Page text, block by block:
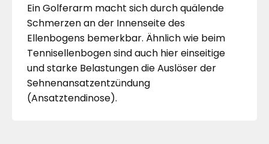
Ein Golferarm macht sich durch quälende
Schmerzen an der Innenseite des
Ellenbogens bemerkbar. Ähnlich wie beim
Tennisellenbogen sind auch hier einseitige
und starke Belastungen die Auslöser der
Sehnenansatzentzündung
(Ansatztendinose).